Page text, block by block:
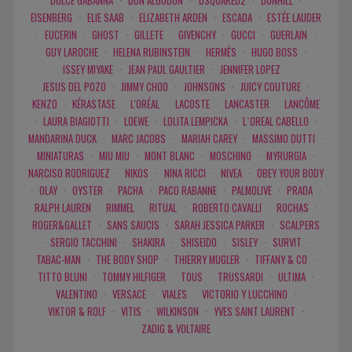
EISENBERG · ELIE SAAB · ELIZABETH ARDEN · ESCADA · ESTÉE LAUDER
· EUCERIN · GHOST · GILLETE · GIVENCHY · GUCCI · GUERLAIN ·
GUY LAROCHE · HELENA RUBINSTEIN · HERMÈS · HUGO BOSS ·
ISSEY MIYAKE · JEAN PAUL GAULTIER · JENNIFER LOPEZ ·
JESUS DEL POZO · JIMMY CHOO · JOHNSONS · JUICY COUTURE ·
KENZO · KÉRASTASE · L'ORÉAL · LACOSTE · LANCASTER · LANCÔME
· LAURA BIAGIOTTI · LOEWE · LOLITA LEMPICKA · L`OREAL CABELLO ·
MANDARINA DUCK · MARC JACOBS · MARIAH CAREY · MASSIMO DUTTI ·
MINIATURAS · MIU MIU · MONT BLANC · MOSCHINO · MYRURGIA ·
NARCISO RODRIGUEZ · NIKOS · NINA RICCI · NIVEA · OBEY YOUR BODY
· OLAY · OYSTER · PACHA · PACO RABANNE · PALMOLIVE · PRADA ·
RALPH LAUREN · RIMMEL · RITUAL · ROBERTO CAVALLI · ROCHAS ·
ROGER&GALLET · SANS SAUCIS · SARAH JESSICA PARKER · SCALPERS
· SERGIO TACCHINI · SHAKIRA · SHISEIDO · SISLEY · SURVIT ·
TABAC-MAN · THE BODY SHOP · THIERRY MUGLER · TIFFANY & CO ·
TITTO BLUNI · TOMMY HILFIGER · TOUS · TRUSSARDI · ULTIMA ·
VALENTINO · VERSACE · VIALES · VICTORIO Y LUCCHINO ·
VIKTOR & ROLF · VITIS · WILKINSON · YVES SAINT LAURENT ·
ZADIG & VOLTAIRE